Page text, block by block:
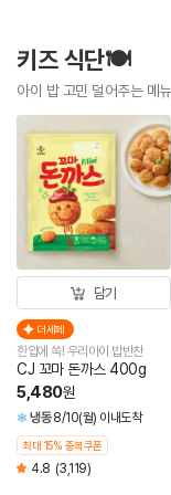
키즈 식단🍽️
아이 밥 고민 덜어주는 메뉴
담기
더세페
한입에 쏙! 우리아이 밥반찬
CJ 꼬마 돈까스 400g
5,480원
냉동 8/10(월) 이내도착
최대 15% 중복쿠폰
4.8 (3,119)